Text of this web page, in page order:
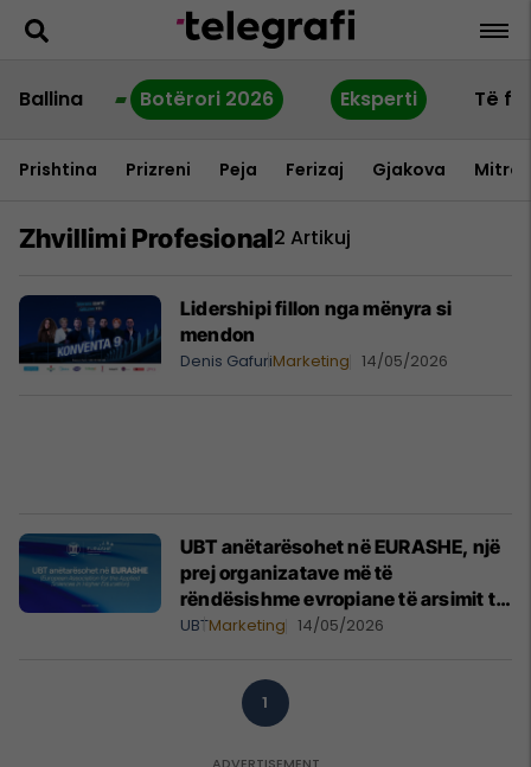
Ballina Botërori 2026 Eksperti Të
Prishtina Prizreni Peja Ferizaj Gjakova
Zhvillimi Profesional2 Artikuj
Lidershipi fillon nga mënyra si
mendon
Denis GafuriMarketing 14/05/2026
UBT anëtarësohet në EURASHE, një
prej organizatave më të
rëndësishme evropiane të arsimit të
lartë
UBTMarketing 14/05/2026
1